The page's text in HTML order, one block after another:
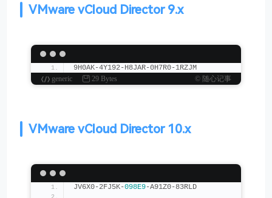
VMware vCloud Director 9.x
9H0AK-4Y192-H8JAR-0H7R0-1RZJM
generic
29 Bytes © 随心记事
VMware vCloud Director 10.x
JV6X0-2FJ5K-098E9-A91Z0-83RLD